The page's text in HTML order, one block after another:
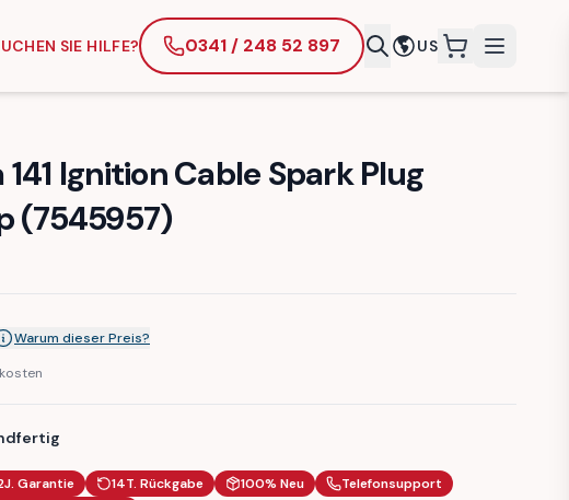
SIE HILFE? 0341 / 248 52 897 US
141 Ignition Cable Spark Plug
(7545957)
Warum dieser Preis?
Garantie 14T. Rückgabe 100% Neu
Telefonsupport